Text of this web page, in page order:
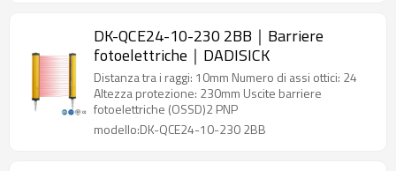
DK-QCE24-10-230 2BB｜Barriere
fotoelettriche｜DADISICK
Distanza tra i raggi: 10mm Numero di assi ottici: 24
Altezza protezione: 230mm Uscite barriere
fotoelettriche (OSSD)2 PNP
modello:DK-QCE24-10-230 2BB